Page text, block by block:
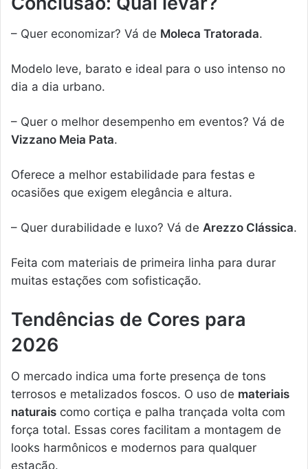
– Quer economizar? Vá de Moleca Tratorada.
Modelo leve, barato e ideal para o uso intenso no
dia a dia urbano.
– Quer o melhor desempenho em eventos? Vá de
Vizzano Meia Pata.
Oferece a melhor estabilidade para festas e
ocasiões que exigem elegância e altura.
– Quer durabilidade e luxo? Vá de Arezzo Clássica.
Feita com materiais de primeira linha para durar
muitas estações com sofisticação.
Tendências de Cores para
2026
O mercado indica uma forte presença de tons
terrosos e metalizados foscos. O uso de materiais
naturais como cortiça e palha trançada volta com
força total. Essas cores facilitam a montagem de
looks harmônicos e modernos para qualquer
estação.